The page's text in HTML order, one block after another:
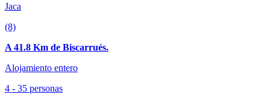
Jaca
(8)
A 41.8 Km de Biscarrués.
Alojamiento entero
4 - 35 personas